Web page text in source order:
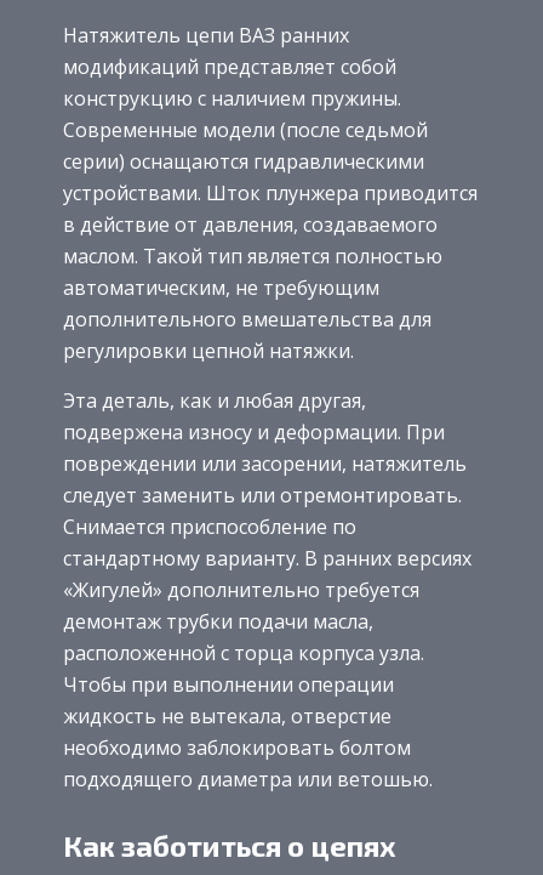
Натяжитель цепи ВАЗ ранних
модификаций представляет собой
конструкцию с наличием пружины.
Современные модели (после седьмой
серии) оснащаются гидравлическими
устройствами. Шток плунжера приводится
в действие от давления, создаваемого
маслом. Такой тип является полностью
автоматическим, не требующим
дополнительного вмешательства для
регулировки цепной натяжки.
Эта деталь, как и любая другая,
подвержена износу и деформации. При
повреждении или засорении, натяжитель
следует заменить или отремонтировать.
Снимается приспособление по
стандартному варианту. В ранних версиях
«Жигулей» дополнительно требуется
демонтаж трубки подачи масла,
расположенной с торца корпуса узла.
Чтобы при выполнении операции
жидкость не вытекала, отверстие
необходимо заблокировать болтом
подходящего диаметра или ветошью.
Как заботиться о цепях